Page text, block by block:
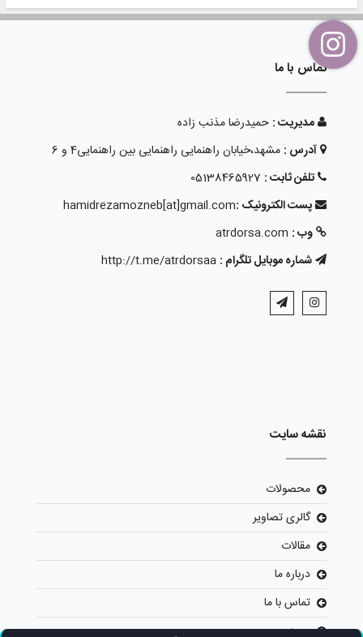
تماس با ما
مدیریت : حمیدرضا مذنب زاده
آدرس : مشهد،خیابان راهنمایی راهنمایی بین راهنمایی4 و 6
تلفن ثابت : 05138465927
پست الکترونیک :hamidrezamozneb[at]gmail.com
وب : atrdorsa.com
شماره موبایل تلگرام :
نقشه سایت
محصولات
گالری تصاویر
مقالات
درباره ما
تماس با ما
ورود